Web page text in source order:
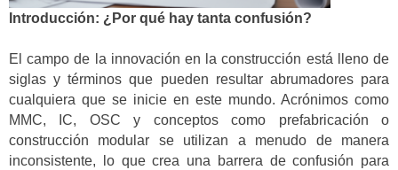
Introducción: ¿Por qué hay tanta confusión?
El campo de la innovación en la construcción está lleno de
siglas y términos que pueden resultar abrumadores para
cualquiera que se inicie en este mundo. Acrónimos como
MMC, IC, OSC y conceptos como prefabricación o
construcción modular se utilizan a menudo de manera
inconsistente, lo que crea una barrera de confusión para